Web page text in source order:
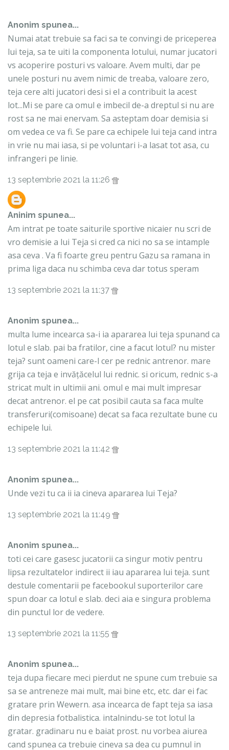
Anonim spunea...
Numai atat trebuie sa faci sa te convingi de priceperea
lui teja, sa te uiti la componenta lotului, numar jucatori
vs acoperire posturi vs valoare. Avem multi, dar pe
unele posturi nu avem nimic de treaba, valoare zero,
teja cere alti jucatori desi si el a contribuit la acest
lot...Mi se pare ca omul e imbecil de-a dreptul si nu are
rost sa ne mai enervam. Sa asteptam doar demisia si
om vedea ce va fi. Se pare ca echipele lui teja cand intra
in vrie nu mai iasa, si pe voluntari i-a lasat tot asa, cu
infrangeri pe linie.
13 septembrie 2021 la 11:26
Aninim spunea...
Am intrat pe toate saiturile sportive nicaier nu scri de
vro demisie a lui Teja si cred ca nici no sa se intample
asa ceva . Va fi foarte greu pentru Gazu sa ramana in
prima liga daca nu schimba ceva dar totus speram
13 septembrie 2021 la 11:37
Anonim spunea...
multa lume incearca sa-i ia apararea lui teja spunand ca
lotul e slab. pai ba fratilor, cine a facut lotul? nu mister
teja? sunt oameni care-l cer pe rednic antrenor. mare
grija ca teja e invățăcelul lui rednic. si oricum, rednic s-a
stricat mult in ultimii ani. omul e mai mult impresar
decat antrenor. el pe cat posibil cauta sa faca multe
transferuri(comisoane) decat sa faca rezultate bune cu
echipele lui.
13 septembrie 2021 la 11:42
Anonim spunea...
Unde vezi tu ca ii ia cineva apararea lui Teja?
13 septembrie 2021 la 11:49
Anonim spunea...
toti cei care gasesc jucatorii ca singur motiv pentru
lipsa rezultatelor indirect ii iau apararea lui teja. sunt
destule comentarii pe facebookul suporterilor care
spun doar ca lotul e slab. deci aia e singura problema
din punctul lor de vedere.
13 septembrie 2021 la 11:55
Anonim spunea...
teja dupa fiecare meci pierdut ne spune cum trebuie sa
sa se antreneze mai mult, mai bine etc, etc. dar ei fac
gratare prin Wewern. asa incearca de fapt teja sa iasa
din depresia fotbalistica. intalnindu-se tot lotul la
gratar. gradinaru nu e baiat prost. nu vorbea aiurea
cand spunea ca trebuie cineva sa dea cu pumnul in